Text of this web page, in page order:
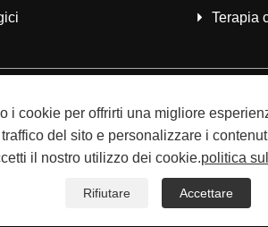
Terapia
© 2008 Hi-Q Group, l'inventore e
i cookie per offrirti una migliore
del sito e personalizzare i
il ​​nostro utilizzo dei cookie.politica
Rifiutare Accettare